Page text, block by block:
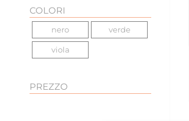
COLORI
nero verde
viola
PREZZO